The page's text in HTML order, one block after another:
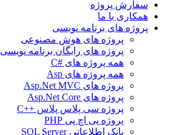
سفارش پروژه
همکاری با ما
پروژه های برنامه نویسی
پروژه های هوش مصنوعی
پروژه های رایگان برنامه نویسی
همه پروژه های #C
همه پروژه های Asp
پروژه های Asp.Net MVC
پروژه های Asp.Net Core
پروژه سی پلاس پلاس ++C
پروژه پی اچ پی PHP
بانک اطلاعاتی SQL Server